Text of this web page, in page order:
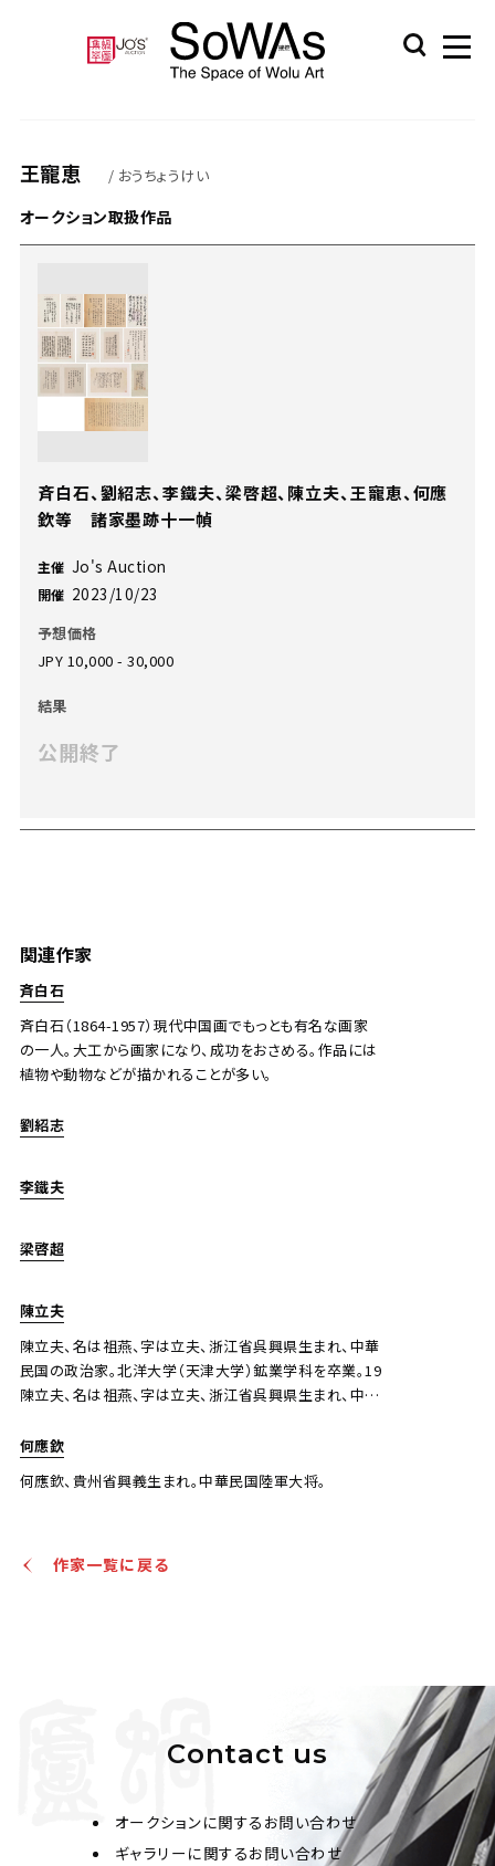
王寵恵 / おうちょうけい
関連作家
斉白石
斉白石（1864-1957）現代中国画でもっとも有名な画家
の一人。大工から画家になり、成功をおさめる。作品には
植物や動物などが描かれることが多い。
劉紹志
李鐵夫
梁啓超
陳立夫
陳立夫、名は祖燕、字は立夫、浙江省呉興県生まれ、中華
民国の政治家。北洋大学（天津大学）鉱業学科を卒業。19
陳立夫、名は祖燕、字は立夫、浙江省呉興県生まれ、中華
1924年、アメリカのピッツバーグ大学陳立夫、名は祖燕、
洋大学（天津大学）鉱業学科を卒業。1924年、アメリカの
華民国の政治家。北洋大学（天津大学）鉱業学科を卒業。
陳祖燾（字は果夫）、叔父は辛亥革命初期に活躍した陳
何應欽
何應欽、貴州省興義生まれ。中華民国陸軍大将。
オークション取扱作品
斉白石、劉紹志、李鐵夫、梁啓超、陳立夫、王寵恵、何應
欽等 諸家墨跡十一幀
主催 Jo's Auction
開催 2023/10/23
予想価格
JPY 10,000 - 30,000
結果
公開終了
作家一覧に戻る
Contact us
オークションに関するお問い合わせ
ギャラリーに関するお問い合わせ